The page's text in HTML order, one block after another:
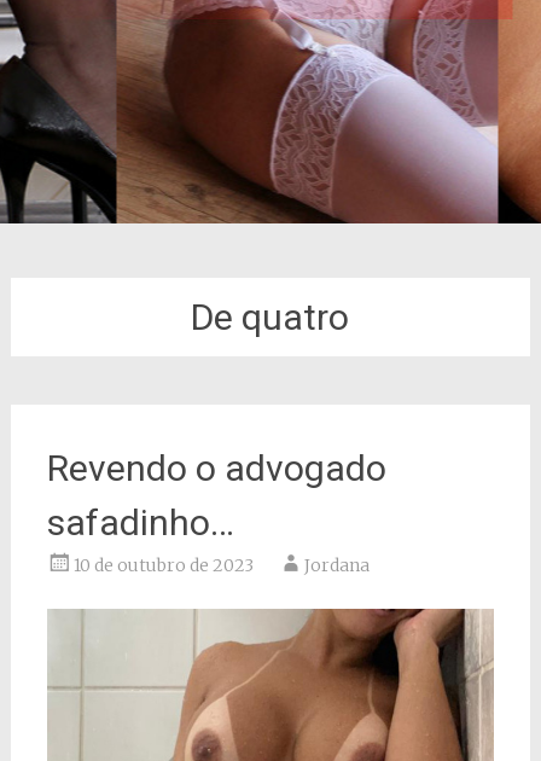
De quatro
Revendo o advogado
safadinho…
10 de outubro de 2023 Jordana